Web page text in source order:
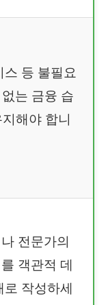
등 불필요
는 금융 습
해야 합니
전문가의
객관적 데
로 작성하세